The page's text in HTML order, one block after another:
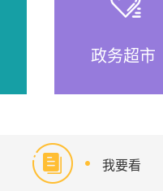
政务超市
我要看